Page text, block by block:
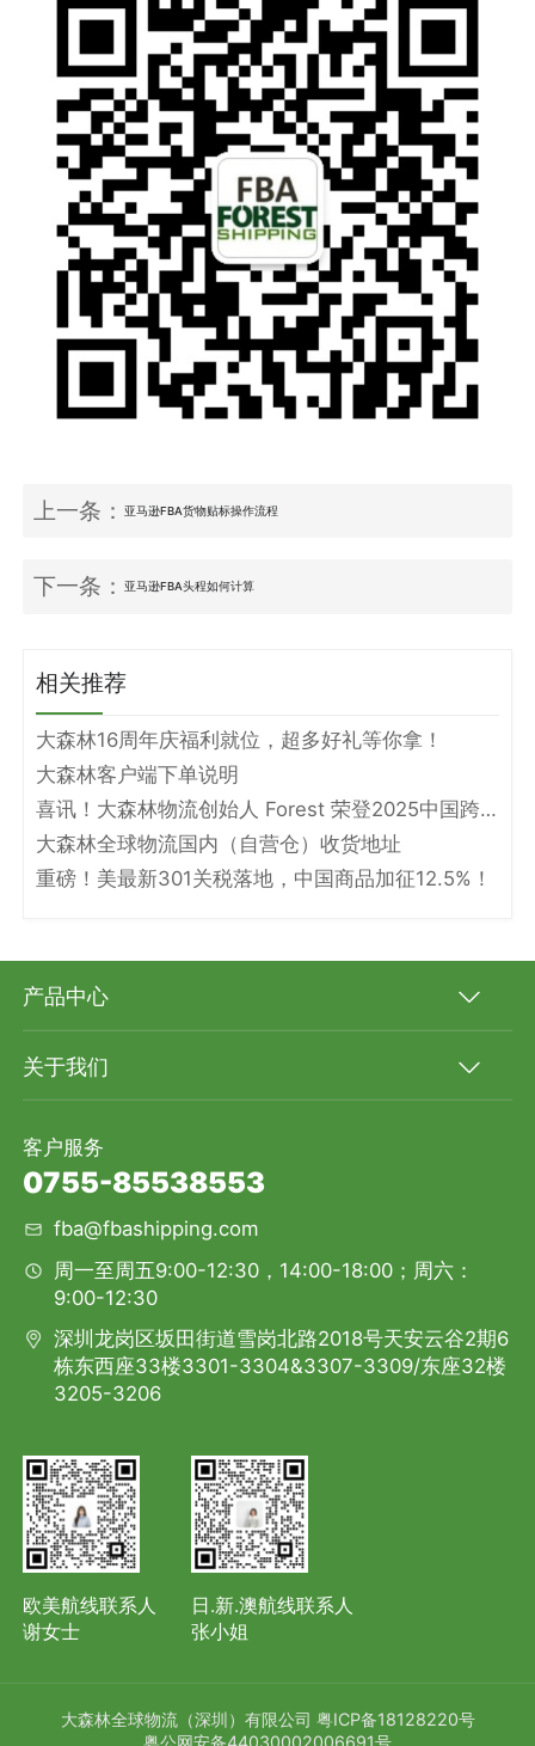
上一条：亚马逊FBA货物贴标操作流程
下一条：亚马逊FBA头程如何计算
相关推荐
大森林16周年庆福利就位，超多好礼等你拿！
大森林客户端下单说明
喜讯！大森林物流创始人 Forest 荣登2025中国跨境电商物流名人堂！
大森林全球物流国内（自营仓）收货地址
重磅！美最新301关税落地，中国商品加征12.5%！
产品中心
关于我们
客户服务
0755-85538553
fba@fbashipping.com
周一至周五9:00-12:30，14:00-18:00；周六：
9:00-12:30
深圳龙岗区坂田街道雪岗北路2018号天安云谷2期6
栋东西座33楼3301-3304&3307-3309/东座32楼
3205-3206
欧美航线联系人
谢女士
日.新.澳航线联系人
张小姐
大森林全球物流（深圳）有限公司 粤ICP备18128220号